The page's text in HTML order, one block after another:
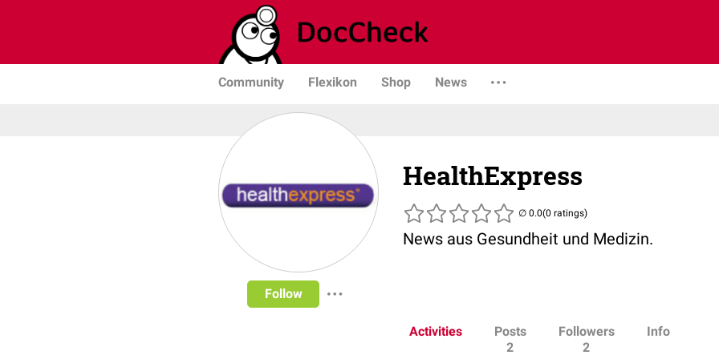
Community Flexikon Shop News
Follow
HealthExpress
(0 ratings)
News aus Gesundheit und Medizin.
Activities
Posts
2
Followers
2
Info